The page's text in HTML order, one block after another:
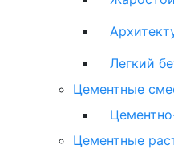
Легкий
Цементные
Цементные